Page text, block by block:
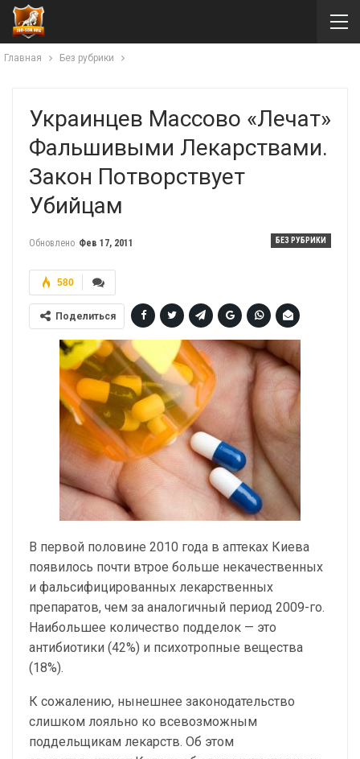
Главная Без рубрики
Украинцев Массово «лечат»
Фальшивыми Лекарствами.
Закон Потворствует
Убийцам
БЕЗ РУБРИКИ
Обновлено Фев 17, 2011
580
Поделиться
В первой половине 2010 года в аптеках Киева
появилось почти втрое больше некачественных
и фальсифицированных лекарственных
препаратов, чем за аналогичный период 2009-го.
Наибольшее количество подделок — это
антибиотики (42%) и психотропные вещества
(18%).
К сожалению, нынешнее законодательство
слишком лояльно ко всевозможным
поддельщикам лекарств. Об этом